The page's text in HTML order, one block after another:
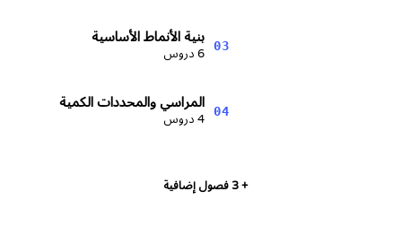
03
بنية الأنماط الأساسية
6 دروس
04
المراسي والمحددات الكمية
4 دروس
+ 3 فصول إضافية